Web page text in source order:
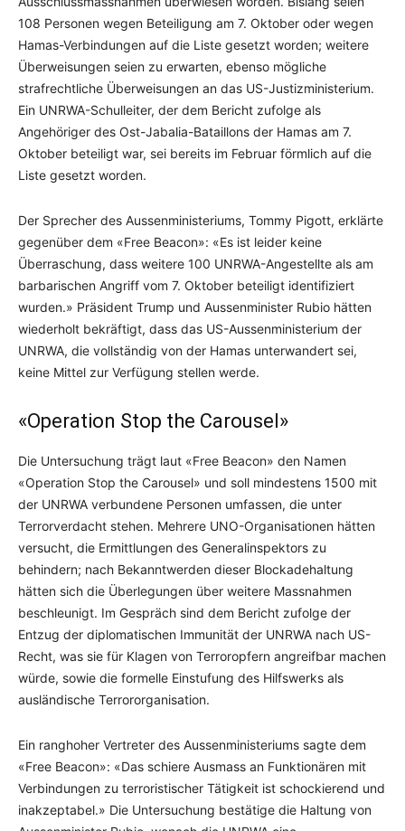
108 Personen wegen Beteiligung am 7. Oktober oder wegen
Hamas-Verbindungen auf die Liste gesetzt worden; weitere
Überweisungen seien zu erwarten, ebenso mögliche
strafrechtliche Überweisungen an das US-Justizministerium.
Ein UNRWA-Schulleiter, der dem Bericht zufolge als
Angehöriger des Ost-Jabalia-Bataillons der Hamas am 7.
Oktober beteiligt war, sei bereits im Februar förmlich auf die
Liste gesetzt worden.
Der Sprecher des Aussenministeriums, Tommy Pigott, erklärte
gegenüber dem «Free Beacon»: «Es ist leider keine
Überraschung, dass weitere 100 UNRWA-Angestellte als am
barbarischen Angriff vom 7. Oktober beteiligt identifiziert
wurden.» Präsident Trump und Aussenminister Rubio hätten
wiederholt bekräftigt, dass das US-Aussenministerium der
UNRWA, die vollständig von der Hamas unterwandert sei,
keine Mittel zur Verfügung stellen werde.
«Operation Stop the Carousel»
Die Untersuchung trägt laut «Free Beacon» den Namen
«Operation Stop the Carousel» und soll mindestens 1500 mit
der UNRWA verbundene Personen umfassen, die unter
Terrorverdacht stehen. Mehrere UNO-Organisationen hätten
versucht, die Ermittlungen des Generalinspektors zu
behindern; nach Bekanntwerden dieser Blockadehaltung
hätten sich die Überlegungen über weitere Massnahmen
beschleunigt. Im Gespräch sind dem Bericht zufolge der
Entzug der diplomatischen Immunität der UNRWA nach US-
Recht, was sie für Klagen von Terroropfern angreifbar machen
würde, sowie die formelle Einstufung des Hilfswerks als
ausländische Terrororganisation.
Ein ranghoher Vertreter des Aussenministeriums sagte dem
«Free Beacon»: «Das schiere Ausmass an Funktionären mit
Verbindungen zu terroristischer Tätigkeit ist schockierend und
inakzeptabel.» Die Untersuchung bestätige die Haltung von